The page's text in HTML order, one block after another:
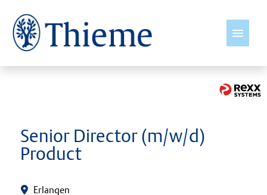
Insights
International wirksam
Senior Director (m/w/d)
Product
Erlangen